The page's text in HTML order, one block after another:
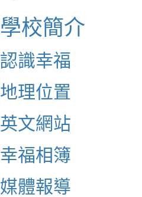
學校簡介
認識幸福
地理位置
英文網站
幸福相簿
媒體報導